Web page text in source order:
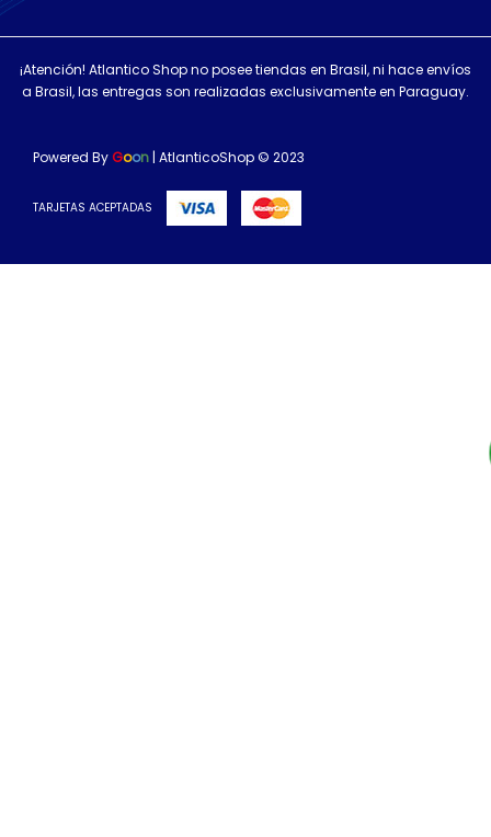
¡Atención! Atlantico Shop no posee tiendas en Brasil, ni hace envíos
a Brasil, las entregas son realizadas exclusivamente en Paraguay.
Powered By Goon | AtlanticoShop © 2023
TARJETAS ACEPTADAS